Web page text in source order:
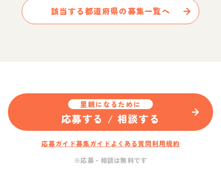
該当する都道府県の募集一覧へ
里親になるために
応募する / 相談する
応募ガイド募集ガイド よくある質問利用規約
※応募・相談は無料です